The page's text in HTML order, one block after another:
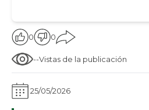
0 0
--Vistas de la publicación
25/05/2026